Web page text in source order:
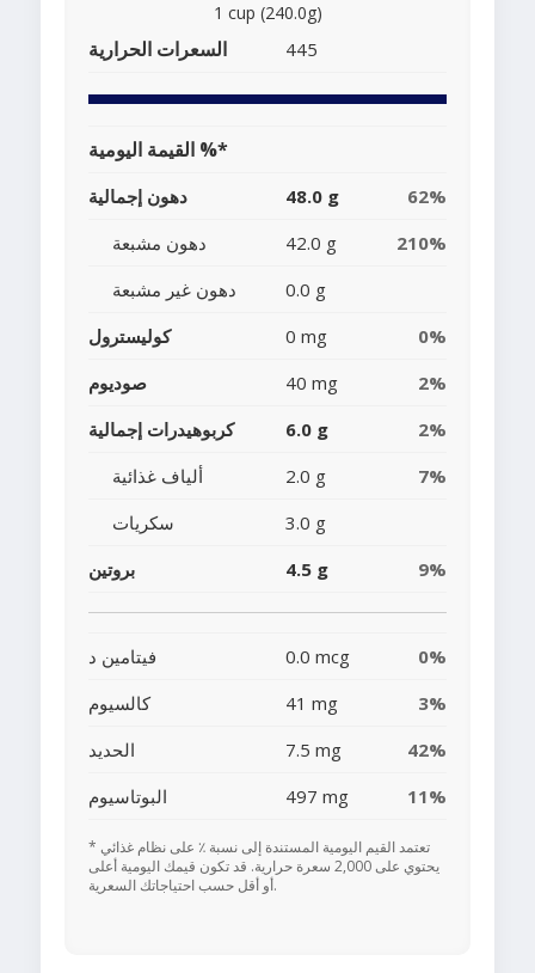
1 cup (240.0g)
السعرات الحرارية 445
القيمة اليومية %*
دهون إجمالية 48.0 g
62%
دهون مشبعة
42.0 g
210%
دهون غير مشبعة
0.0 g
كوليسترول
0 mg
0%
صوديوم
40 mg
2%
كربوهيدرات إجمالية
6.0 g
2%
ألياف غذائية
2.0 g
7%
سكريات
3.0 g
بروتين
4.5 g 9%
فيتامين د 0.0 mcg
0%
كالسيوم
41 mg
3%
الحديد
7.5 mg
42%
البوتاسيوم
497 mg 11%
* تعتمد القيم اليومية المستندة إلى نسبة ٪ على نظام غذائي
يحتوي على 2,000 سعرة حرارية. قد تكون قيمك اليومية أعلى
أو أقل حسب احتياجاتك السعرية.